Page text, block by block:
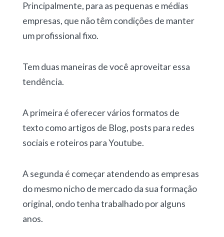
Principalmente, para as pequenas e médias
empresas, que não têm condições de manter
um profissional fixo.
Tem duas maneiras de você aproveitar essa
tendência.
A primeira é oferecer vários formatos de
texto como artigos de Blog, posts para redes
sociais e roteiros para Youtube.
A segunda é começar atendendo as empresas
do mesmo nicho de mercado da sua formação
original, ondo tenha trabalhado por alguns
anos.